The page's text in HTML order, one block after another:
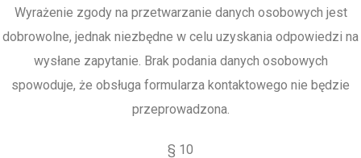
Wyrażenie zgody na przetwarzanie danych osobowych jest
dobrowolne, jednak niezbędne w celu uzyskania odpowiedzi na
wysłane zapytanie. Brak podania danych osobowych
spowoduje, że obsługa formularza kontaktowego nie będzie
przeprowadzona.
§ 10